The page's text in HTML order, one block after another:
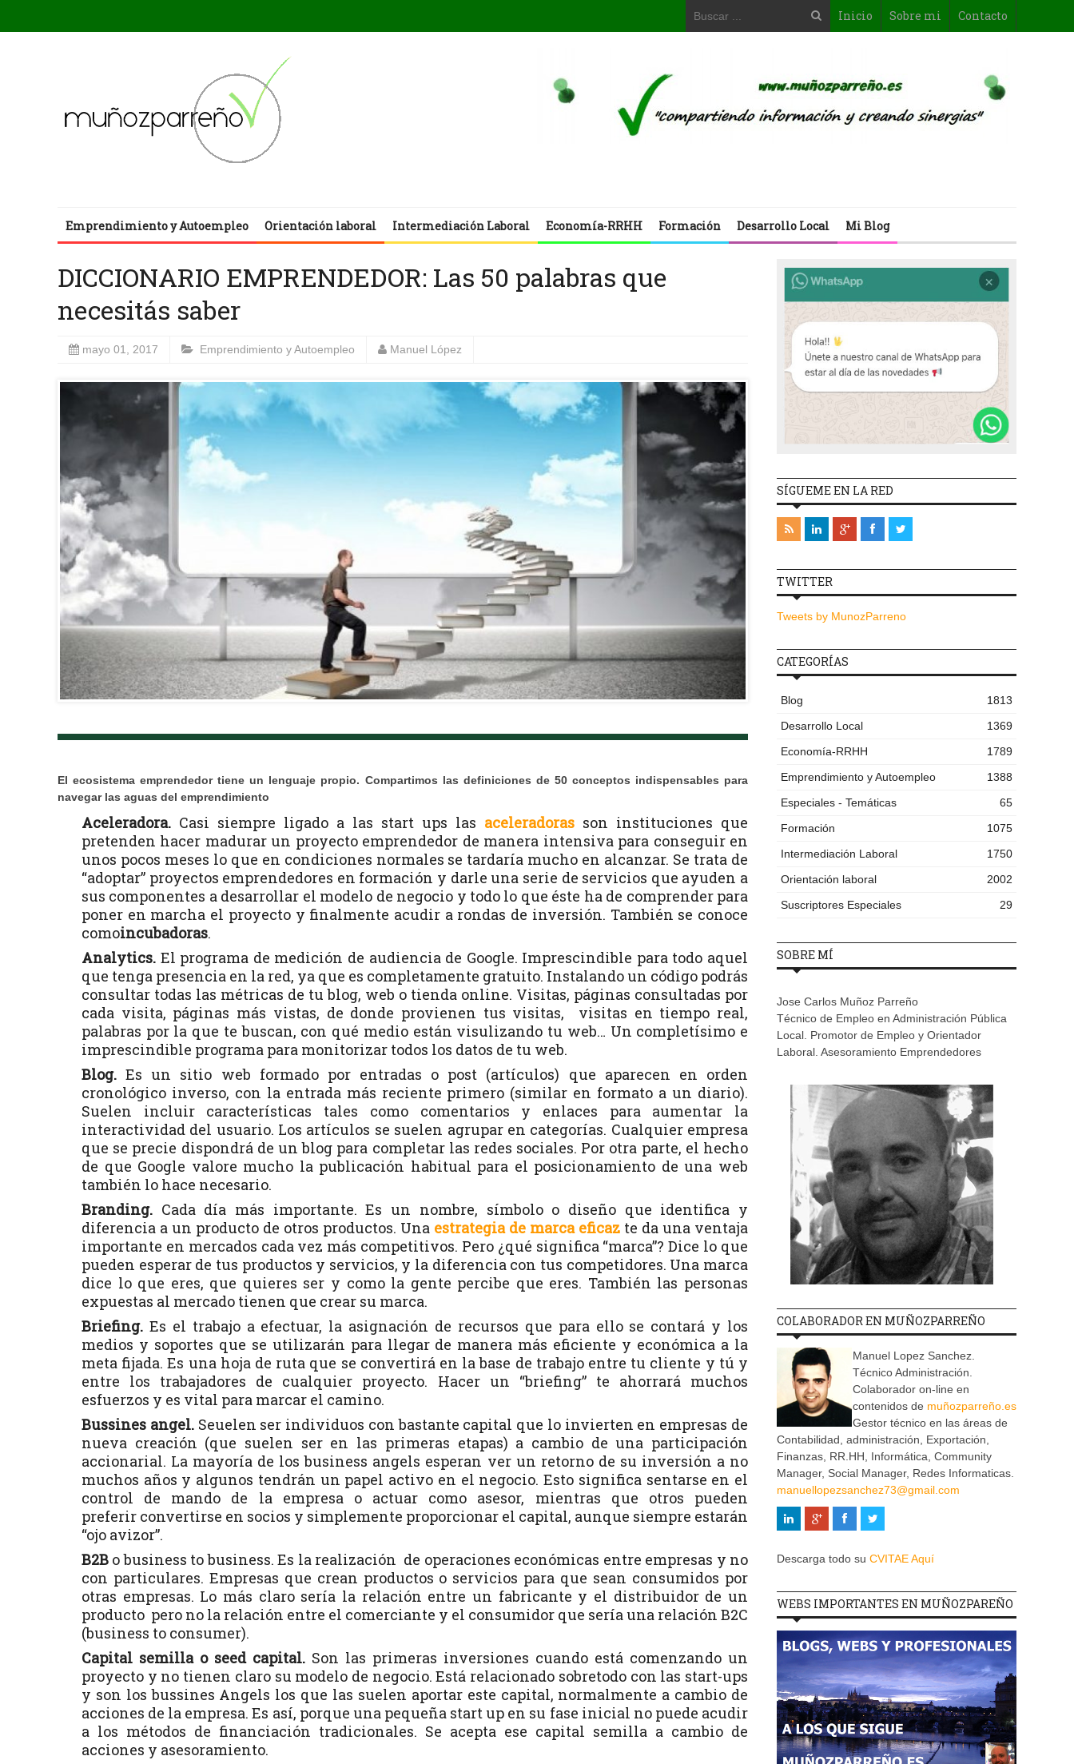
Inicio Sobre mi Contacto
Emprendimiento y Autoempleo Orientación laboral Intermediación Laboral Economía-RRHH Formación Desarrollo Local Mi Blog
DICCIONARIO EMPRENDEDOR: Las 50 palabras que
necesitás saber
mayo 01, 2017 Emprendimiento y Autoempleo Manuel López
El ecosistema emprendedor tiene un lenguaje propio. Compartimos las definiciones de 50 conceptos indispensables para
navegar las aguas del emprendimiento
Aceleradora. Casi siempre ligado a las start ups las aceleradoras son instituciones que
pretenden hacer madurar un proyecto emprendedor de manera intensiva para conseguir en
unos pocos meses lo que en condiciones normales se tardaría mucho en alcanzar. Se trata de
“adoptar” proyectos emprendedores en formación y darle una serie de servicios que ayuden a
sus componentes a desarrollar el modelo de negocio y todo lo que éste ha de comprender para
poner en marcha el proyecto y finalmente acudir a rondas de inversión. También se conoce
comoincubadoras.
Analytics. El programa de medición de audiencia de Google. Imprescindible para todo aquel
que tenga presencia en la red, ya que es completamente gratuito. Instalando un código podrás
consultar todas las métricas de tu blog, web o tienda online. Visitas, páginas consultadas por
cada visita, páginas más vistas, de donde provienen tus visitas, visitas en tiempo real,
palabras por la que te buscan, con qué medio están visulizando tu web… Un completísimo e
imprescindible programa para monitorizar todos los datos de tu web.
Blog.Es un sitio web formado por entradas o post (artículos) que aparecen en orden
cronológico inverso, con la entrada más reciente primero (similar en formato a un diario).
Suelen incluir características tales como comentarios y enlaces para aumentar la
interactividad del usuario. Los artículos se suelen agrupar en categorías. Cualquier empresa
que se precie dispondrá de un blog para completar las redes sociales. Por otra parte, el hecho
de que Google valore mucho la publicación habitual para el posicionamiento de una web
también lo hace necesario.
Branding. Cada día más importante. Es un nombre, símbolo o diseño que identifica y
diferencia a un producto de otros productos. Una estrategia de marca eficaz te da una ventaja
importante en mercados cada vez más competitivos. Pero ¿qué significa “marca”? Dice lo que
pueden esperar de tus productos y servicios, y la diferencia con tus competidores. Una marca
dice lo que eres, que quieres ser y como la gente percibe que eres. También las personas
expuestas al mercado tienen que crear su marca.
Briefing. Es el trabajo a efectuar, la asignación de recursos que para ello se contará y los
medios y soportes que se utilizarán para llegar de manera más eficiente y económica a la
meta fijada. Es una hoja de ruta que se convertirá en la base de trabajo entre tu cliente y tú y
entre los trabajadores de cualquier proyecto. Hacer un “briefing” te ahorrará muchos
esfuerzos y es vital para marcar el camino.
Bussines angel. Seuelen ser individuos con bastante capital que lo invierten en empresas de
nueva creación (que suelen ser en las primeras etapas) a cambio de una participación
accionarial. La mayoría de los business angels esperan ver un retorno de su inversión a no
muchos años y algunos tendrán un papel activo en el negocio. Esto significa sentarse en el
control de mando de la empresa o actuar como asesor, mientras que otros pueden
preferir convertirse en socios y simplemente proporcionar el capital, aunque siempre estarán
“ojo avizor”.
B2B o business to business. Es la realización de operaciones económicas entre empresas y no
con particulares. Empresas que crean productos o servicios para que sean consumidos por
otras empresas. Lo más claro sería la relación entre un fabricante y el distribuidor de un
producto pero no la relación entre el comerciante y el consumidor que sería una relación B2C
(business to consumer).
Capital semilla o seed capital. Son las primeras inversiones cuando está comenzando un
proyecto y no tienen claro su modelo de negocio. Está relacionado sobretodo con las start-ups
y son los bussines Angels los que las suelen aportar este capital, normalmente a cambio de
acciones de la empresa. Es así, porque una pequeña start up en su fase inicial no puede acudir
a los métodos de financiación tradicionales. Se acepta ese capital semilla a cambio de
acciones y asesoramiento.
SÍGUEME EN LA RED
TWITTER
Tweets by MunozParreno
CATEGORÍAS
Blog
1813
Desarrollo Local
1369
Economía-RRHH
1789
Emprendimiento y Autoempleo
1388
Especiales - Temáticas
65
Formación
1075
Intermediación Laboral
1750
Orientación laboral
2002
Suscriptores Especiales
29
SOBRE MÍ
Jose Carlos Muñoz Parreño
Técnico de Empleo en Administración Pública
Local. Promotor de Empleo y Orientador
Laboral. Asesoramiento Emprendedores
COLABORADOR EN MUÑOZPARREÑO
Manuel Lopez Sanchez.
Técnico Administración.
Colaborador on-line en
contenidos de muñozparreño.es
Gestor técnico en las áreas de
Contabilidad, administración, Exportación,
Finanzas, RR.HH, Informática, Community
Manager, Social Manager, Redes Informaticas.
manuellopezsanchez73@gmail.com
Descarga todo su CVITAE Aquí
WEBS IMPORTANTES EN MUÑOZPAREÑO